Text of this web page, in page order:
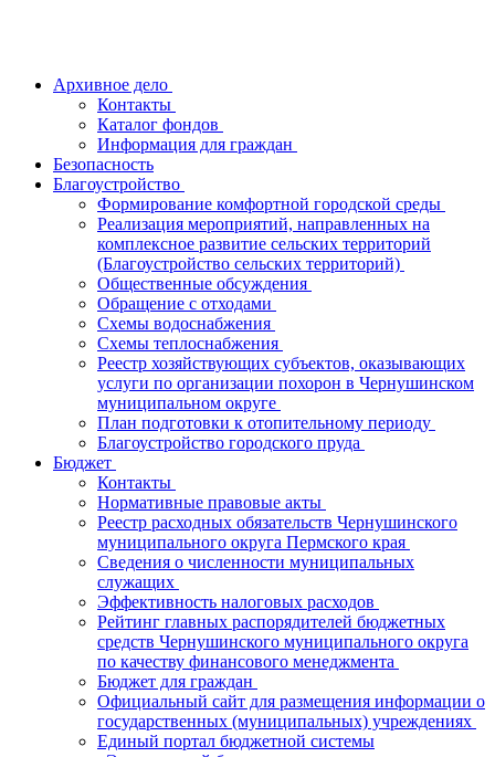
Архивное дело
Контакты
Каталог фондов
Информация для граждан
Безопасность
Благоустройство
Формирование комфортной городской среды
Реализация мероприятий, направленных на
комплексное развитие сельских территорий
(Благоустройство сельских территорий)
Общественные обсуждения
Обращение с отходами
Схемы водоснабжения
Схемы теплоснабжения
Реестр хозяйствующих субъектов, оказывающих
услуги по организации похорон в Чернушинском
муниципальном округе
План подготовки к отопительному периоду
Благоустройство городского пруда
Бюджет
Контакты
Нормативные правовые акты
Реестр расходных обязательств Чернушинского
муниципального округа Пермского края
Сведения о численности муниципальных
служащих
Эффективность налоговых расходов
Рейтинг главных распорядителей бюджетных
средств Чернушинского муниципального округа
по качеству финансового менеджмента
Бюджет для граждан
Официальный сайт для размещения информации о
государственных (муниципальных) учреждениях
Единый портал бюджетной системы